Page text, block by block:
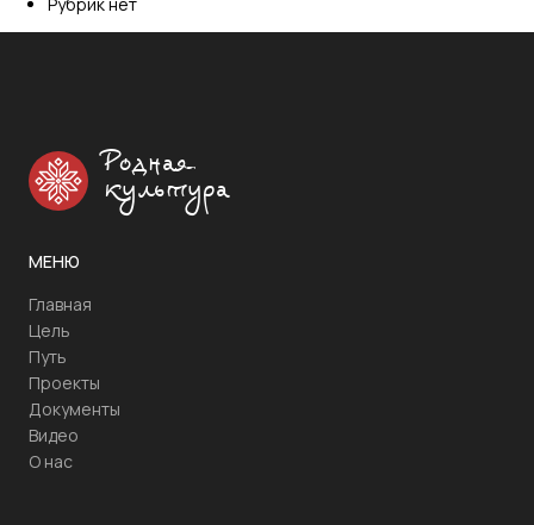
Родная
культура
МЕНЮ
Главная
Цель
Путь
Проекты
Документы
Видео
О нас